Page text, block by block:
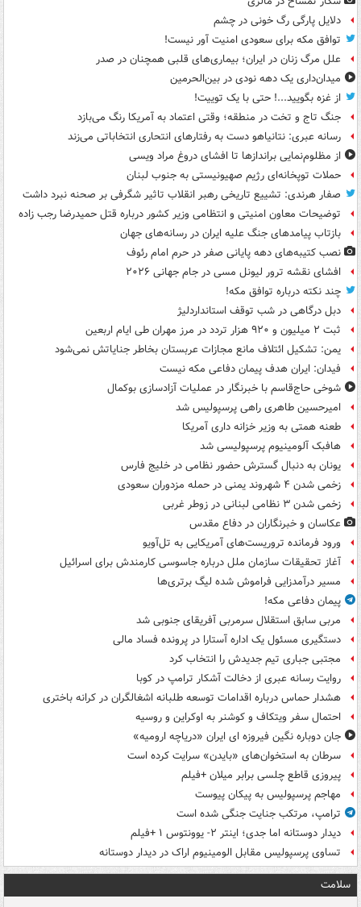
دلایل پارگی رگ خونی در چشم
توافق مکه برای سعودی امنیت آور نیست!
علل مرگ زنان در ایران؛ بیماری‌های قلبی همچنان در صدر
میدان‌داری یک دهه نودی در بین‌الحرمین
از غزه بگویید...! حتی با یک توییت!
جنگ تاج و تخت در منطقه؛ وقتی اعتماد به آمریکا رنگ می‌بازد
رسانه عبری: نتانیاهو دست به رفتارهای انتحاری انتخاباتی می‌زند
از مظلوم‌نمایی براندازها تا افشای دروغ مراد ویسی
حملات توپخانه‌ای رژیم صهیونیستی به جنوب لبنان
صفار هرندی: تشییع تاریخی رهبر انقلاب تاثیر شگرفی بر صحنه نبرد داشت
توضیحات معاون امنیتی و انتظامی وزیر کشور درباره قتل حمیدرضا رجب زاده
بازتاب پیامدهای جنگ علیه ایران در رسانه‌های جهان
نصب کتیبه‌های دهه پایانی صفر در حرم امام رئوف
افشای نقشه ترور لیونل مسی در جام جهانی ۲۰۲۶
چند نکته درباره توافق مکه!
دبل درگاهی در شب توقف استانداردلیژ
ثبت ۲ میلیون و ۹۲۰ هزار تردد در مرز مهران طی ایام اربعین
یمن: تشکیل ائتلاف مانع مجازات عربستان بخاطر جنایاتش نمی‌شود
فیدان: ایران هدف پیمان دفاعی مکه نیست
شوخی حاج‌قاسم با خبرنگار در عملیات آزادسازی بوکمال
امیرحسین طاهری راهی پرسپولیس شد
طعنه همتی به وزیر خزانه داری آمریکا
هافبک آلومینیوم پرسپولیسی شد
یونان به دنبال گسترش حضور نظامی در خلیج فارس
زخمی شدن ۴ شهروند یمنی در حمله مزدوران سعودی
زخمی شدن ۳ نظامی لبنانی در زوطر غربی
عکاسان و خبرنگاران در دفاع مقدس
ورود فرمانده تروریست‌های آمریکایی به تل‌آویو
آغاز تحقیقات سازمان ملل درباره جاسوسی کارمندش برای اسرائیل
مسیر درآمدزایی فراموش شده لیگ برتری‌ها
پیمان دفاعی مکه!
مربی سابق استقلال سرمربی آفریقای جنوبی شد
دستگیری مسئول یک اداره آستارا در پرونده فساد مالی
مجتبی جباری تیم جدیدش را انتخاب کرد
روایت رسانه عبری از دخالت آشکار ترامپ در کوبا
هشدار حماس درباره اقدامات توسعه طلبانه اشغالگران در کرانه باختری
احتمال سفر ویتکاف و کوشنر به اوکراین و روسیه
جان دوباره نگین فیروزه ای ایران «دریاچه ارومیه»
سرطان به استخوان‌های «بایدن» سرایت کرده است
پیروزی قاطع چلسی برابر میلان +فیلم
مهاجم پرسپولیس به پیکان پیوست
ترامپ، مرتکب جنایت جنگی شده است
دیدار دوستانه اما جدی؛ اینتر ۲- یوونتوس ۱ +فیلم
تساوی پرسپولیس مقابل الومینیوم اراک در دیدار دوستانه
سلامت